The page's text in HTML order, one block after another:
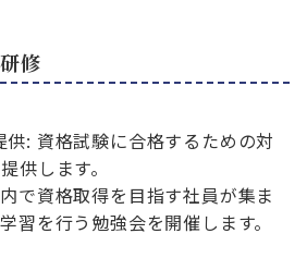
修
供: 資格試験に合格するための対
供します。
で資格取得を目指す社員が集ま
習を行う勉強会を開催します。